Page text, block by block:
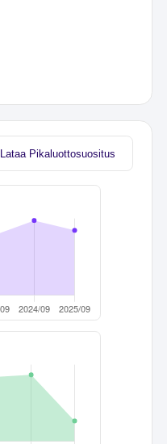
Lataa Pikaluottosuositus